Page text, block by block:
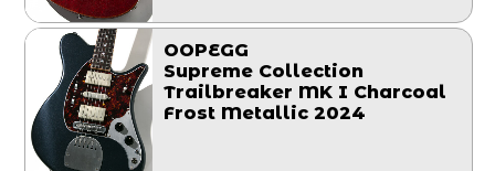
OOPEGG
Supreme Collection
Trailbreaker MK I Charcoal
Frost Metallic 2024